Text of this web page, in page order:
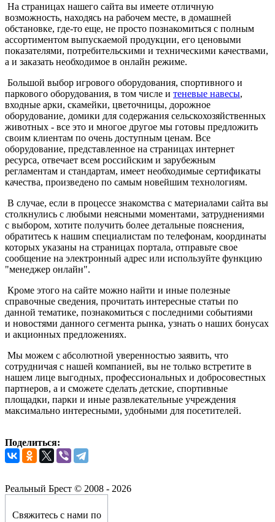
На страницах нашего сайта вы имеете отличную
возможность, находясь на рабочем месте, в домашней
обстановке, где-то еще, не просто познакомиться с полным
ассортиментом выпускаемой продукции, его ценовыми
показателями, потребительскими и техническими качествами,
а и заказать необходимое в онлайн режиме.
Большой выбор игрового оборудования, спортивного и
паркового оборудования, в том числе и теневые навесы,
входные арки, скамейки, цветочницы, дорожное
оборудование, домики для содержания сельскохозяйственных
животных - все это и многое другое мы готовы предложить
своим клиентам по очень доступным ценам. Все
оборудование, представленное на страницах интернет
ресурса, отвечает всем российским и зарубежным
регламентам и стандартам, имеет необходимые сертификаты
качества, произведено по самым новейшим технологиям.
В случае, если в процессе знакомства с материалами сайта вы
столкнулись с любыми неясными моментами, затруднениями
с выбором, хотите получить более детальные пояснения,
обратитесь к нашим специалистам по телефонам, координаты
которых указаны на страницах портала, отправьте свое
сообщение на электронный адрес или используйте функцию
"менеджер онлайн".
Кроме этого на сайте можно найти и иные полезные
справочные сведения, прочитать интересные статьи по
данной тематике, познакомиться с последними событиями
и новостями данного сегмента рынка, узнать о наших бонусах
и акционных предложениях.
Мы можем с абсолютной уверенностью заявить, что
сотрудничая с нашей компанией, вы не только встретите в
нашем лице выгодных, профессиональных и добросовестных
партнеров, а и сможете сделать детские, спортивные
площадки, парки и иные развлекательные учреждения
максимально интересными, удобными для посетителей.
Поделиться:
Реальный Брест © 2008 - 2026
Свяжитесь с нами по